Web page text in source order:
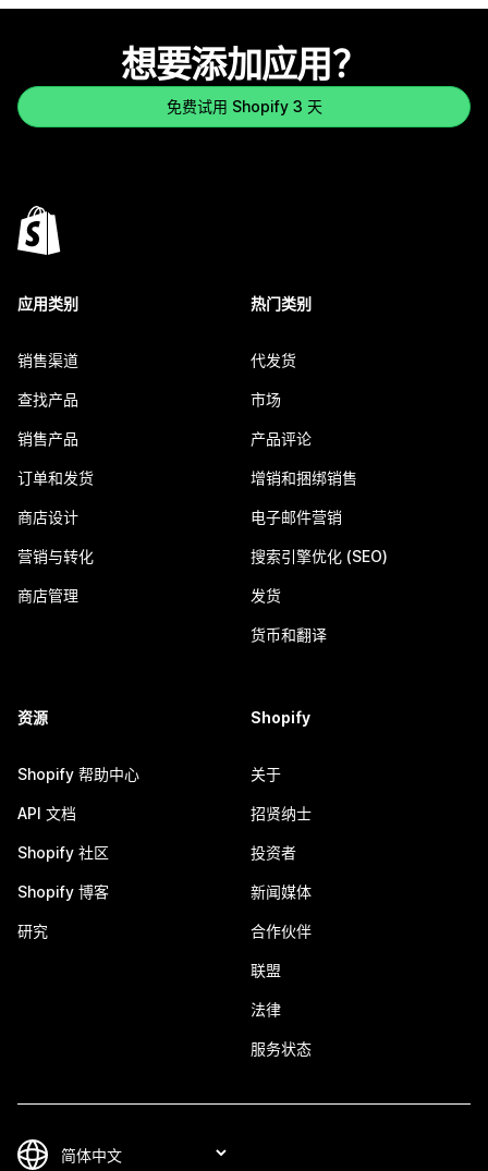
想要添加应用？
免费试用 Shopify 3 天
应用类别
销售渠道
查找产品
销售产品
订单和发货
商店设计
营销与转化
商店管理
热门类别
代发货
市场
产品评论
增销和捆绑销售
电子邮件营销
搜索引擎优化 (SEO)
发货
货币和翻译
资源
Shopify 帮助中心
API 文档
Shopify 社区
Shopify 博客
研究
Shopify
关于
招贤纳士
投资者
新闻媒体
合作伙伴
联盟
法律
服务状态